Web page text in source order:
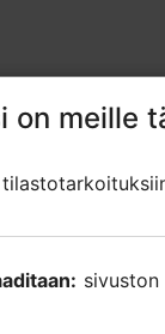
on meille
on meille